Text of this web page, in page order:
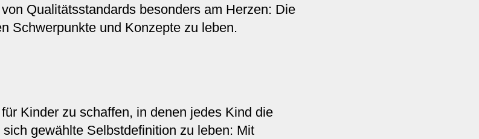
Qualitätsstandards besonders am Herzen: Die
Schwerpunkte und Konzepte zu leben.
Kinder zu schaffen, in denen jedes Kind die
gewählte Selbstdefinition zu leben: Mit